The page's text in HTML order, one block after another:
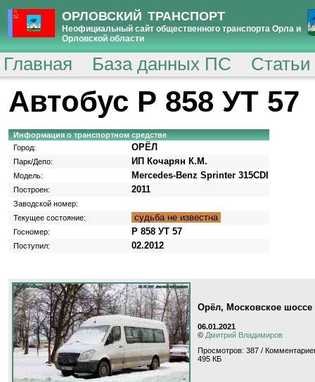
ОРЛОВСКИЙ ТРАНСПОРТ
Неофициальный сайт общественного транспорта Орла и
Орловской области
Главная База данных ПС
Автобус Р 858 УТ 57
Информация о транспортном средстве
Город:
ОРЁЛ
Парк/Депо: ИП Кочарян К.М.
Модель: Mercedes-Benz Sprinter 315CDI
Построен: 2011
Заводской номер:
Текущее состояние:
судьба не известна
Госномер: Р 858 УТ 57
Поступил: 02.2012
Орёл, Московское шоссе
06.01.2021
© Дмитрий Владимиров
Просмотров: 387 /
495 КБ